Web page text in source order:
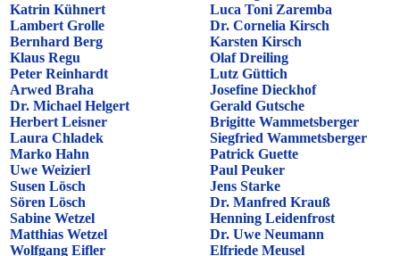
Katrin Kühnert
Lambert Grolle
Bernhard Berg
Klaus Regu
Peter Reinhardt
Arwed Braha
Dr. Michael Helgert
Herbert Leisner
Laura Chladek
Marko Hahn
Uwe Weizierl
Susen Lösch
Sören Lösch
Sabine Wetzel
Matthias Wetzel
Wolfgang Eifler
Luca Toni Zaremba
Dr. Cornelia Kirsch
Karsten Kirsch
Olaf Dreiling
Lutz Güttich
Josefine Dieckhof
Gerald Gutsche
Brigitte Wammetsberger
Siegfried Wammetsberger
Patrick Guette
Paul Peuker
Jens Starke
Dr. Manfred Krauß
Henning Leidenfrost
Dr. Uwe Neumann
Elfriede Meusel